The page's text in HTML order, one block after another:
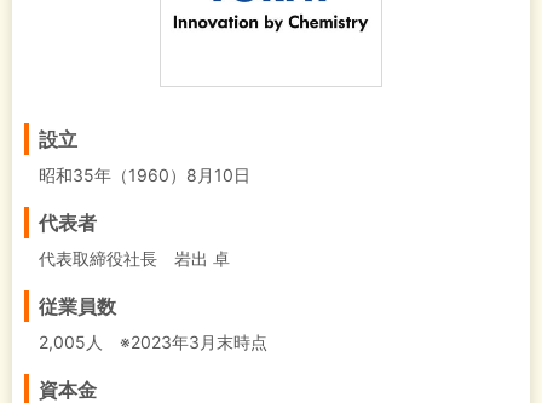
設立
昭和35年（1960）8月10日
代表者
代表取締役社長 岩出 卓
従業員数
2,005人 ※2023年3月末時点
資本金